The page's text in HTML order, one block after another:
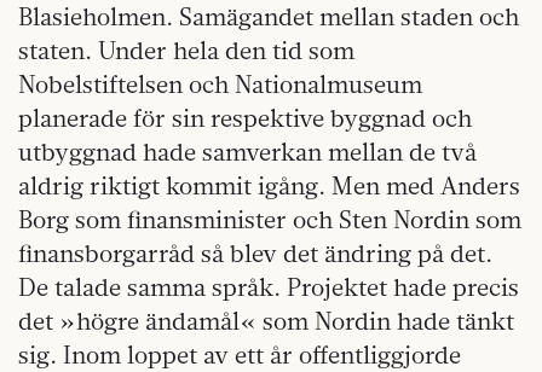
Blasieholmen. Samägandet mellan staden och
staten. Under hela den tid som
Nobelstiftelsen och Nationalmuseum
planerade för sin respektive byggnad och
utbyggnad hade samverkan mellan de två
aldrig riktigt kommit igång. Men med Anders
Borg som finansminister och Sten Nordin som
finansborgarråd så blev det ändring på det.
De talade samma språk. Projektet hade precis
det »högre ändamål« som Nordin hade tänkt
sig. Inom loppet av ett år offentliggjorde